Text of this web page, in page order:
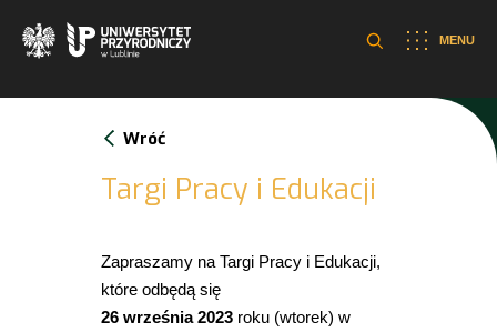
MENU
Wróć
Targi Pracy i Edukacji
Zapraszamy na Targi Pracy i Edukacji,
które odbędą się
26 września 2023roku (wtorek) w